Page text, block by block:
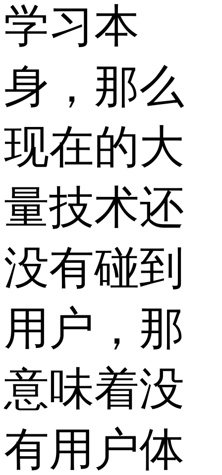
学习本
身，那么
现在的大
量技术还
没有碰到
用户，那
意味着没
有用户体